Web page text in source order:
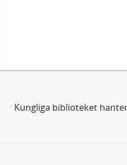
Kungliga biblioteket